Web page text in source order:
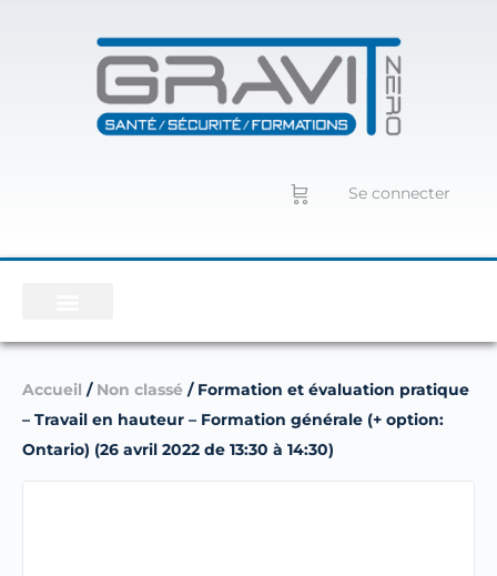
Se connecter
Accueil / Non classé / Formation et évaluation pratique
– Travail en hauteur – Formation générale (+ option:
Ontario) (26 avril 2022 de 13:30 à 14:30)